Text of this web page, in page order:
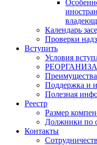
Календарь
Проверки
Вступить
Условия
Поддержка и
Полезная
Реестр
Размер
Должники по
Контакты